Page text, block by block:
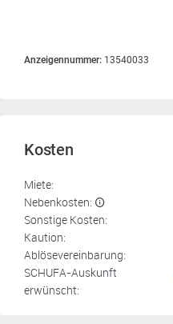
Anzeigennummer: 13540033
Kosten
Miete:
Nebenkosten:
Sonstige Kosten:
Kaution:
Ablösevereinbarung:
SCHUFA-Auskunft
erwünscht: